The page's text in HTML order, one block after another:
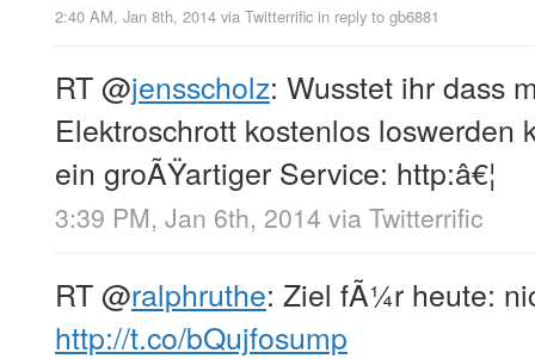
2:40 AM, Jan 8th, 2014 via Twitterrific in reply to gb6881
RT@jensscholz: Wusstet ihr dass
Elektroschrott kostenlos loswerden
ein groÃŸartiger Service: http:â€¦
3:39 PM, Jan 6th, 2014 via Twitterrific
RT@ralphruthe: Ziel fÃ¼r heute:
http://t.co/bQujfosump